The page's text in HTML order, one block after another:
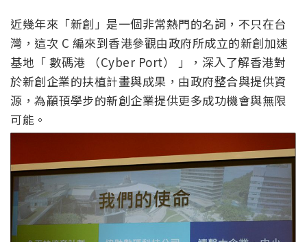
近幾年來「新創」是一個非常熱門的名詞，不只在台
灣，這次 C 編來到香港參觀由政府所成立的新創加速
基地「 數碼港 （Cyber Port） 」，深入了解香港對
於新創企業的扶植計畫與成果，由政府整合與提供資
源，為顢頇學步的新創企業提供更多成功機會與無限
可能。